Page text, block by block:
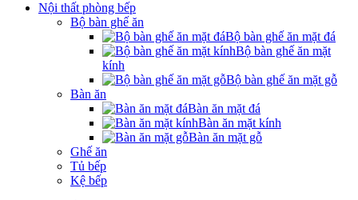
Nội thất phòng bếp
Bộ bàn ghế ăn
Bộ bàn ghế ăn mặt đá
Bộ bàn ghế ăn mặt
kính
Bộ bàn ghế ăn mặt gỗ
Bàn ăn
Bàn ăn mặt đá
Bàn ăn mặt kính
Bàn ăn mặt gỗ
Ghế ăn
Tủ bếp
Kệ bếp